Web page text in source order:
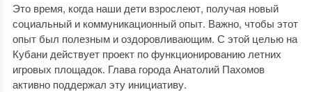
Это время, когда наши дети взрослеют, получая новый
социальный и коммуникационный опыт. Важно, чтобы этот
опыт был полезным и оздоровливающим. С этой целью на
Кубани действует проект по функционированию летних
игровых площадок. Глава города Анатолий Пахомов
активно поддержал эту инициативу.